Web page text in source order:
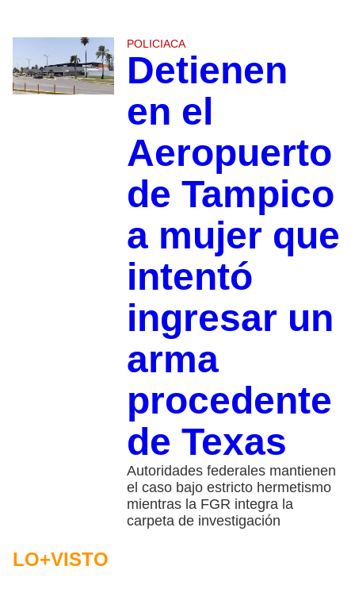
POLICIACA
Detienen
en el
Aeropuerto
de Tampico
a mujer que
intentó
ingresar un
arma
procedente
de Texas
Autoridades federales mantienen
el caso bajo estricto hermetismo
mientras la FGR integra la
carpeta de investigación
LO+VISTO